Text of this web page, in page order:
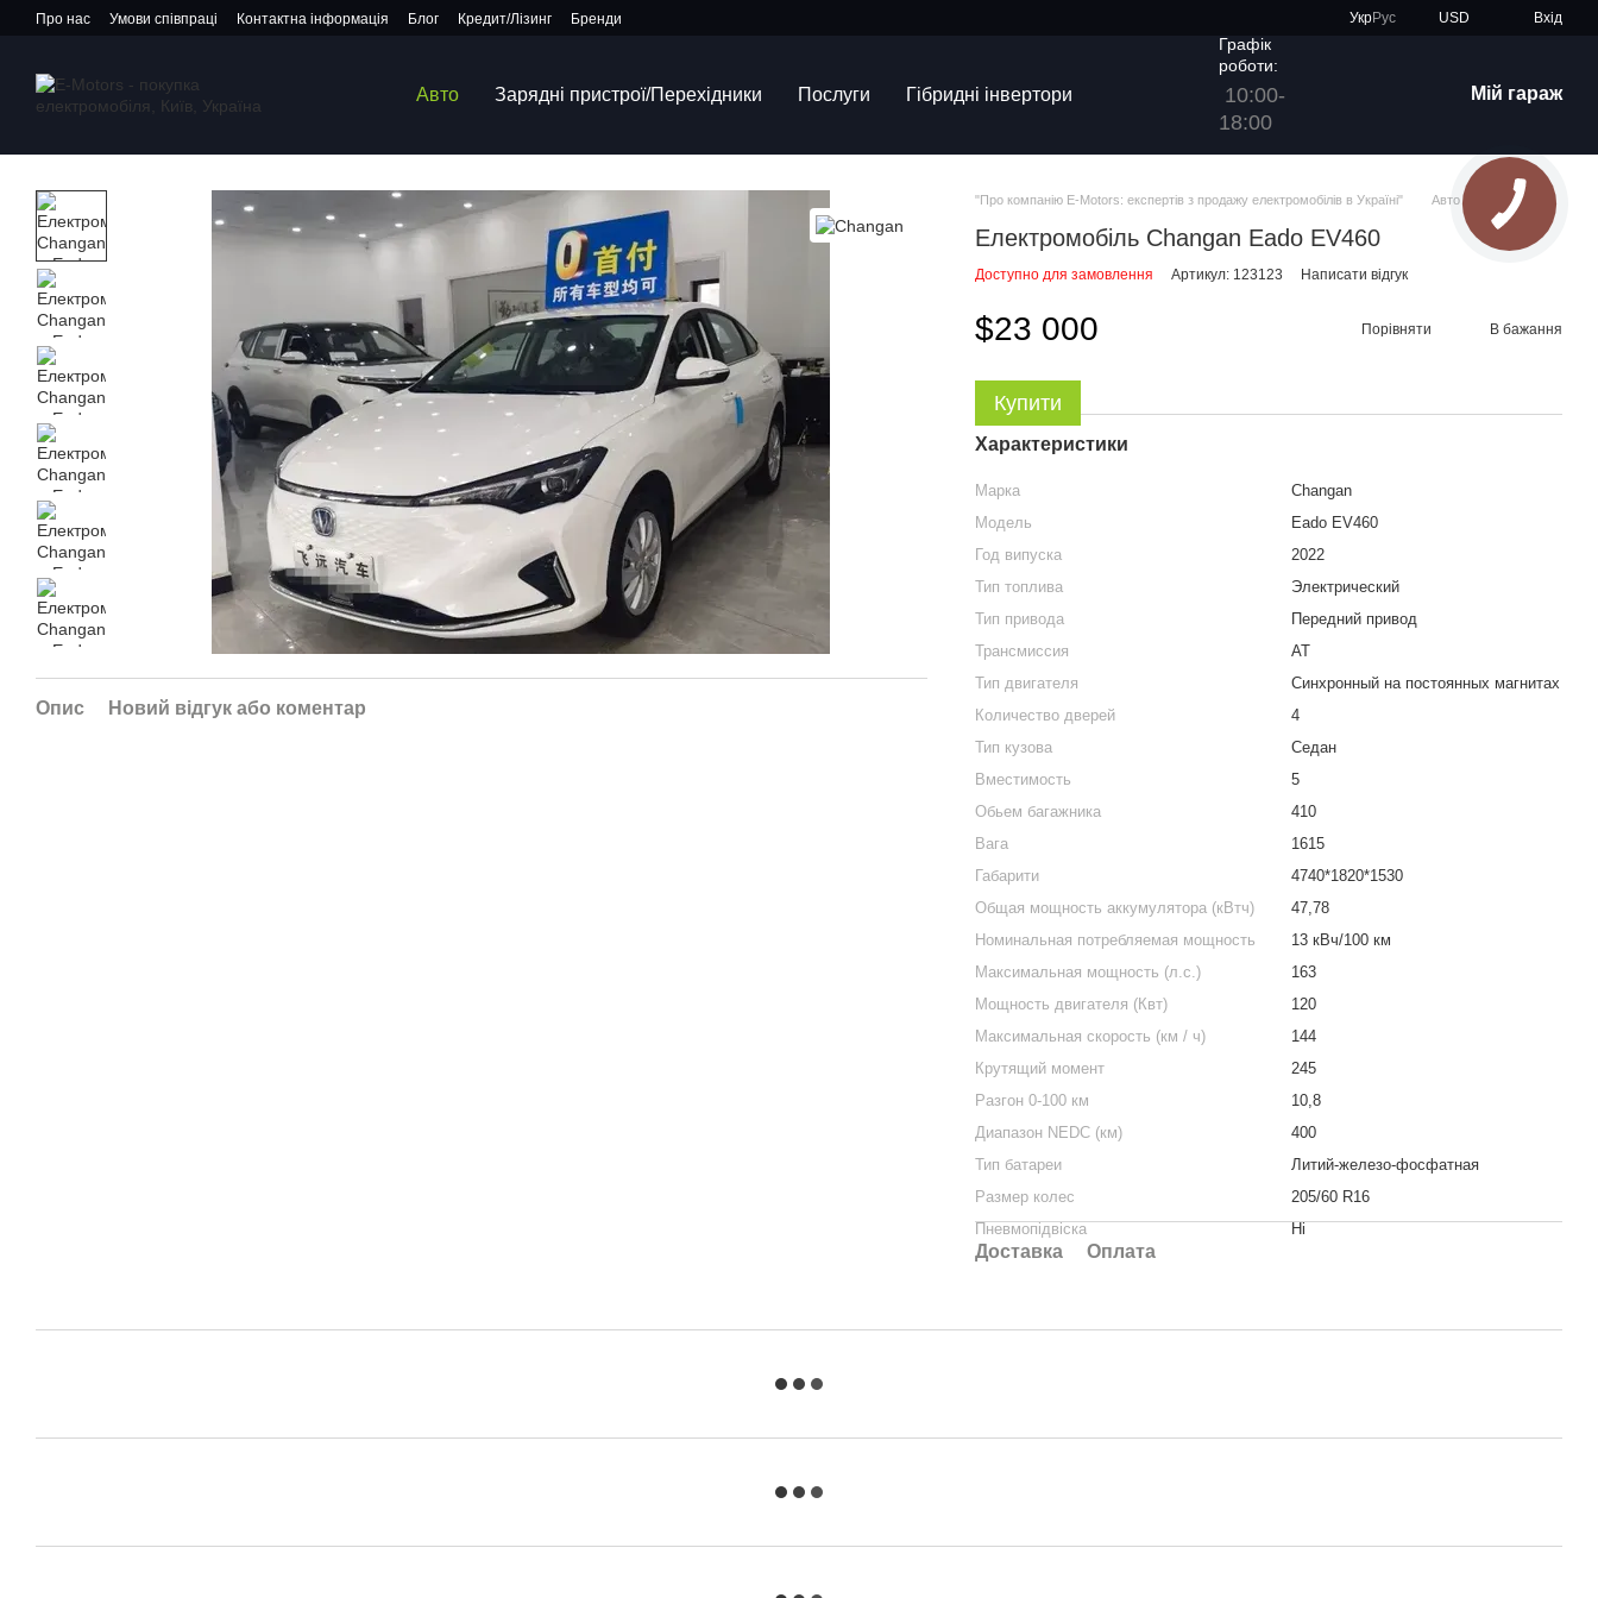
Перейти до основного контенту
Про нас Умови співпраці Контактна інформація Блог Кредит/Лізинг Бренди УкрРус USD Вхід
Авто Зарядні пристрої/Перехідники Послуги Гібридні інвертори
Графік
роботи:
10:00-
18:00
Мій гараж
Опис Новий відгук або коментар
"Про компанію E-Motors: експертів з продажу електромобілів в Україні" Авто
Електромобіль Changan Eado EV460
Доступно для замовлення Артикул: 123123 Написати відгук
$23 000 Порівняти В бажання
Купити
Характеристики
Марка
Changan
Модель
Eado EV460
Год випуска
2022
Тип топлива
Электрический
Тип привода
Передний привод
Трансмиссия
AT
Тип двигателя
Синхронный на постоянных магнитах
Количество дверей
4
Тип кузова
Седан
Вместимость
5
Обьем багажника
410
Вага
1615
Габарити
4740*1820*1530
Общая мощность аккумулятора (кВтч)
47,78
Номинальная потребляемая мощность
13 кВч/100 км
Максимальная мощность (л.с.)
163
Мощность двигателя (Квт)
120
Максимальная скорость (км / ч)
144
Крутящий момент
245
Разгон 0-100 км
10,8
Диапазон NEDC (км)
400
Тип батареи
Литий-железо-фосфатная
Размер колес
205/60 R16
Пневмопідвіска
Ні
Доставка Оплата